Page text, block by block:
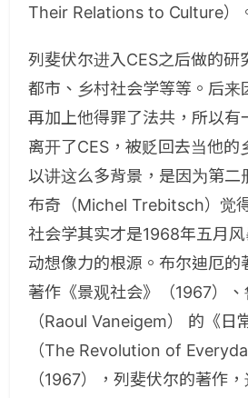
Their Relations to Culture）
列斐伏尔进入CES之后做的研
都市、乡村社会学等等。后来
再加上他得罪了法共，所以有
离开了CES，被贬回去当他的
以讲这么多背景，是因为第二
布奇（Michel Trebitsch）觉
社会学其实才是1968年五月
动想像力的根源。布尔迪厄的
著作《景观社会》（1967）、
（Raoul Vaneigem） 的《日
（The Revolution of
（1967），列斐伏尔的著作